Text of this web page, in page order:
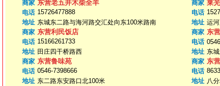
商家 东营老五井木柴全羊
电话 15726477888
地址 东城东二路与海河路交汇处向东100米路南
商家 莱
电话
地址 运
商家 东营利民饭店
电话 15166261733
地址 田庄四干桥路西
商家 东
电话
地址 东
商家 东营鲁味苑
电话 0546-7398666
地址 东二路东安路口北100米
商家 东
电话
地址 八